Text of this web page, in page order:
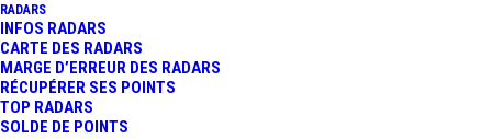
RADARS
INFOS RADARS
CARTE DES RADARS
MARGE D’ERREUR DES RADARS
RÉCUPÉRER SES POINTS
TOP RADARS
SOLDE DE POINTS
23 septembre 2022